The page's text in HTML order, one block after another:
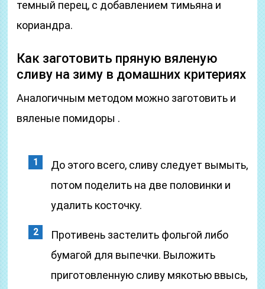
темный перец, с добавлением тимьяна и
кориандра.
Как заготовить пряную вяленую
сливу на зиму в домашних критериях
Аналогичным методом можно заготовить и
вяленые помидоры .
До этого всего, сливу следует вымыть,
потом поделить на две половинки и
удалить косточку.
Противень застелить фольгой либо
бумагой для выпечки. Выложить
приготовленную сливу мякотью ввысь,